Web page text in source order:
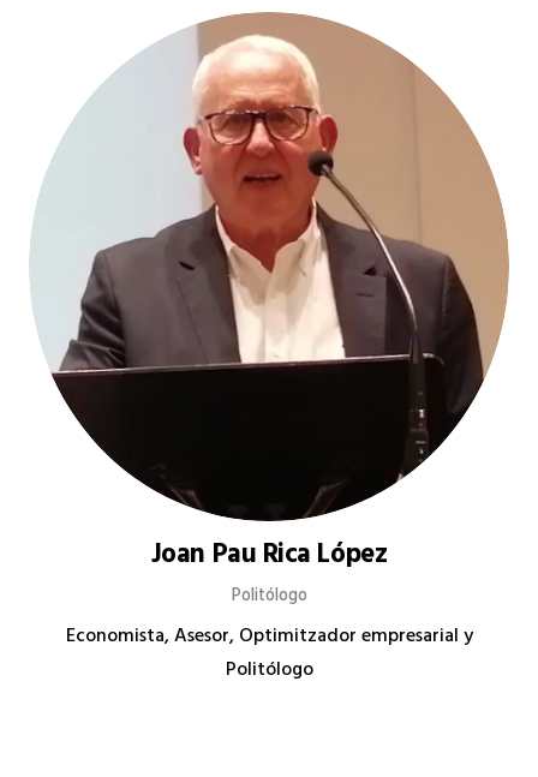
Joan Pau Rica López
Politólogo
Economista, Asesor, Optimitzador empresarial y
Politólogo